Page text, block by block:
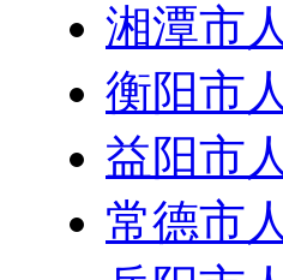
湘潭市
衡阳市
益阳市
常德市